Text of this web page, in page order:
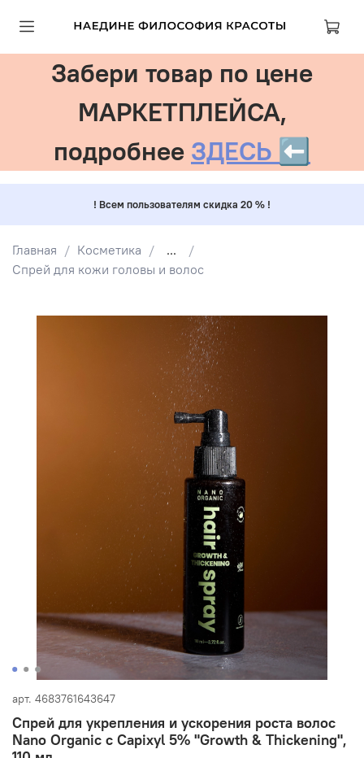
Забери товар по цене
МАРКЕТПЛЕЙСА,
подробнее ЗДЕСЬ ⬅️
! Всем пользователям скидка 20 % !
Главная Косметика
...
Спрей для кожи головы и волос
арт. 4683761643647
Спрей для укрепления и ускорения роста волос
Nano Organic с Capixyl 5% "Growth & Thickening",